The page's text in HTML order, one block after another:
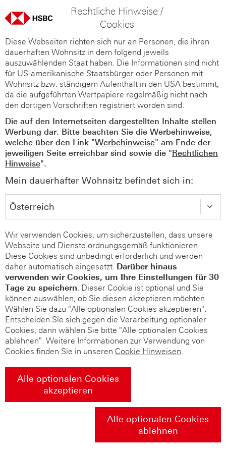
Rechtliche Hinweise /
Cookies
Diese Webseiten richten sich nur an Personen, die ihren
dauerhaften Wohnsitz in dem folgend jeweils
auszuwählenden Staat haben. Die Informationen sind nicht
für US-amerikanische Staatsbürger oder Personen mit
Wohnsitz bzw. ständigem Aufenthalt in den USA bestimmt,
da die aufgeführten Wertpapiere regelmäßig nicht nach
den dortigen Vorschriften registriert worden sind.
Die auf den Internetseiten dargestellten Inhalte stellen
Werbung dar. Bitte beachten Sie die Werbehinweise,
welche über den Link "Werbehinweise" am Ende der
jeweiligen Seite erreichbar sind sowie die "Rechtlichen
Hinweise".
Mein dauerhafter Wohnsitz befindet sich in:
Wir verwenden Cookies, um sicherzustellen, dass unsere
Webseite und Dienste ordnungsgemäß funktionieren.
Diese Cookies sind unbedingt erforderlich und werden
daher automatisch eingesetzt. Darüber hinaus
verwenden wir Cookies, um Ihre Einstellungen für 30
Tage zu speichern. Dieser Cookie ist optional und Sie
können auswählen, ob Sie diesen akzeptieren möchten.
Wählen Sie dazu "Alle optionalen Cookies akzeptieren".
Entscheiden Sie sich gegen die Verarbeitung optionaler
Cookies, dann wählen Sie bitte "Alle optionalen Cookies
ablehnen". Weitere Informationen zur Verwendung von
Cookies finden Sie in unseren Cookie Hinweisen.
Alle optionalen Cookies
akzeptieren
Alle optionalen Cookies
ablehnen